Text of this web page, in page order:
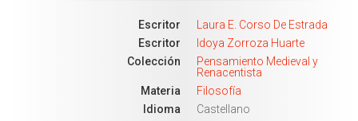
Escritor
Laura E. Corso De Estrada
Escritor
Idoya Zorroza Huarte
Colección
Pensamiento Medieval y
Renacentista
Materia
Filosofía
Idioma
Castellano